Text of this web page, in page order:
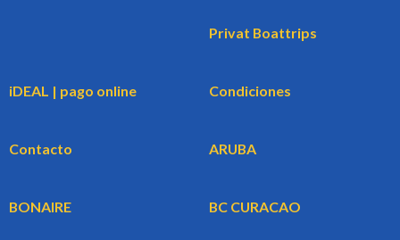
Privat Boattrips
iDEAL | pago online Condiciones
Contacto ARUBA
BONAIRE BC CURACAO